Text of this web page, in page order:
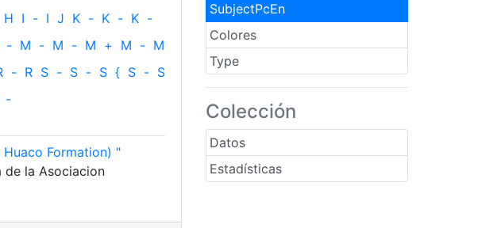
SubjectPcEn
Colores
Type
Colección
Datos
Estadísticas
H I - I J K - K - K -
- M - M - M + M - M
- R S - S - S { S - S
-
Formation) "
de la Asociacion